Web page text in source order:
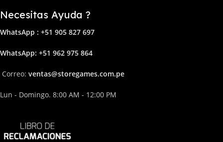
Necesitas Ayuda ?
WhatsApp : +51 905 827 697
WhatsApp: +51 962 975 864
Correo: ventas@storegames.com.pe
Lun - Domingo. 8:00 AM - 12:00 PM